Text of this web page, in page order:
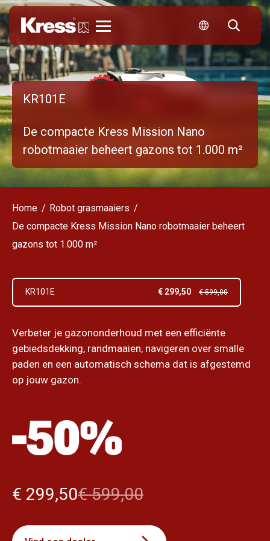
KR101E
De compacte Kress Mission Nano
robotmaaier beheert gazons tot 1.000 m²
Home
Robot grasmaaiers
De compacte Kress Mission Nano robotmaaier beheert
gazons tot 1.000 m²
KR101E € 299,50 € 599,00
Verbeter je gazononderhoud met een efficiënte
gebiedsdekking, randmaaien, navigeren over smalle
paden en een automatisch schema dat is afgestemd
op jouw gazon.
€ 299,50€ 599,00